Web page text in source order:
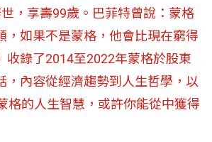
，享壽99歲。巴菲特曾說：蒙格
，如果不是蒙格，他會比現在窮得
收錄了2014至2022年蒙格於股東
，內容從經濟趨勢到人生哲學，以
格的人生智慧，或許你能從中獲得